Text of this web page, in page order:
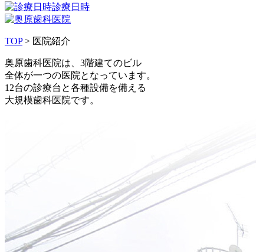
診療日時
TOP> 医院紹介
奥原歯科医院は、3階建てのビル
全体が一つの医院となっています。
12台の診療台と各種設備を備える
大規模歯科医院です。